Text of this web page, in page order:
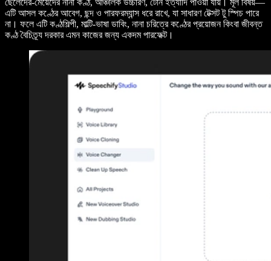
ছেলেদের-মেয়েদের নানা কণ্ঠ, আঞ্চলিক উচ্চারণ, টোন ইত্যাদি পাওয়া যায়। মূল বিষয়—
এটি আসল কণ্ঠের আবেগ, ছন্দ ও পারফরম্যান্স ধরে রাখে, যা সাধারণ টেক্সট টু স্পিচ পারে
না। ফলে এটি কণ্ঠশিল্পী, মাল্টি-ভাষা ডাবিং, নানা চরিত্রে কণ্ঠের প্রয়োজন কিংবা জীবন্ত
কণ্ঠ বৈচিত্র্য দরকার এমন কাজের জন্য একদম পারফেক্ট।